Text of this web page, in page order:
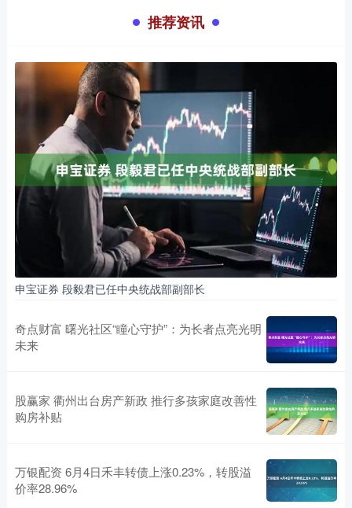
推荐资讯
申宝证券 段毅君已任中央统战部副部长
奇点财富 曙光社区“瞳心守护”：为长者点亮光明
未来
股赢家 衢州出台房产新政 推行多孩家庭改善性
购房补贴
万银配资 6月4日禾丰转债上涨0.23%，转股溢
价率28.96%